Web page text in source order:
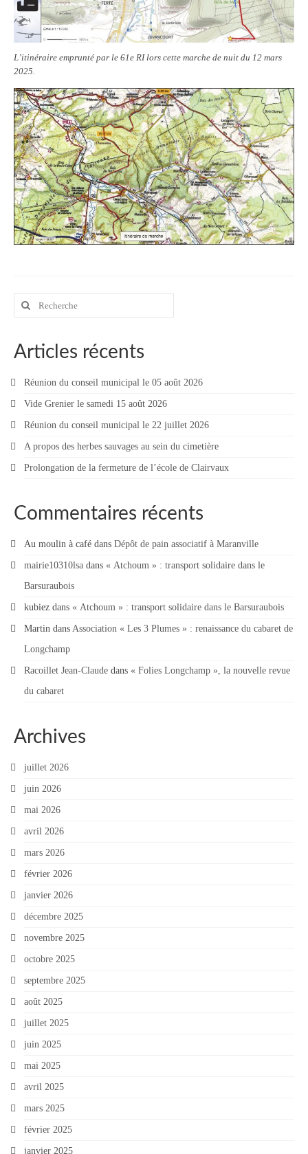
Les réunions du Conseil municipal
La Communauté de communes
Les réunions du Conseil communautaire
Budget communal & fiscalité
Vie scolaire
Scolarité
Vie associative
Les associations
Contact
Informations légales
L’itinéraire emprunté par le 61e RI lors cette marche de nuit du 12 mars
2025.
Rechercher
Articles récents
Réunion du conseil municipal le 05 août 2026
Vide Grenier le samedi 15 août 2026
Réunion du conseil municipal le 22 juillet 2026
A propos des herbes sauvages au sein du cimetière
Prolongation de la fermeture de l’école de Clairvaux
Commentaires récents
Au moulin à café dans Dépôt de pain associatif à Maranville
mairie10310lsa dans « Atchoum » : transport solidaire dans le
Barsuraubois
kubiez dans « Atchoum » : transport solidaire dans le Barsuraubois
Martin dans Association « Les 3 Plumes » : renaissance du cabaret de
Longchamp
Racoillet Jean-Claude dans « Folies Longchamp », la nouvelle revue
du cabaret
Archives
juillet 2026
juin 2026
mai 2026
avril 2026
mars 2026
février 2026
janvier 2026
décembre 2025
novembre 2025
octobre 2025
septembre 2025
août 2025
juillet 2025
juin 2025
mai 2025
avril 2025
mars 2025
février 2025
janvier 2025